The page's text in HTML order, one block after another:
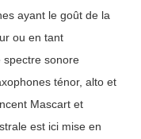
ayant le goût de la
ou en tant
spectre sonore
ténor, alto et
Mascart et
est ici mise en